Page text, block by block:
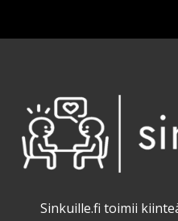
Sinkuille.fi toimii